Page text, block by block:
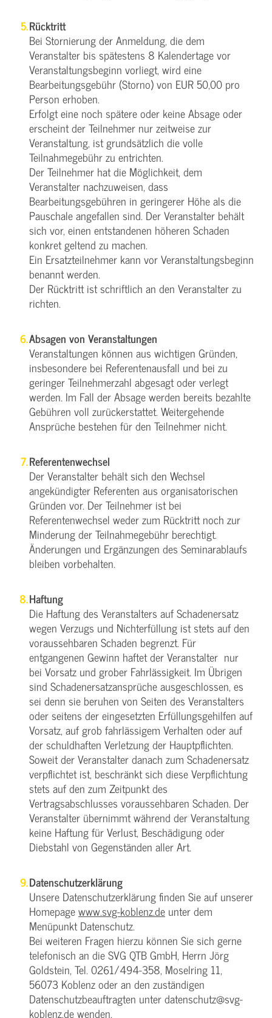
Rücktritt
Bei Stornierung der Anmeldung, die dem
Veranstalter bis spätestens 8 Kalendertage vor
Veranstaltungsbeginn vorliegt, wird eine
Bearbeitungsgebühr (Storno) von EUR 50,00 pro
Person erhoben.
Erfolgt eine noch spätere oder keine Absage oder
erscheint der Teilnehmer nur zeitweise zur
Veranstaltung, ist grundsätzlich die volle
Teilnahmegebühr zu entrichten.
Der Teilnehmer hat die Möglichkeit, dem
Veranstalter nachzuweisen, dass
Bearbeitungsgebühren in geringerer Höhe als die
Pauschale angefallen sind. Der Veranstalter behält
sich vor, einen entstandenen höheren Schaden
konkret geltend zu machen.
Ein Ersatzteilnehmer kann vor Veranstaltungsbeginn
benannt werden.
Der Rücktritt ist schriftlich an den Veranstalter zu
richten.
Absagen von Veranstaltungen
Veranstaltungen können aus wichtigen Gründen,
insbesondere bei Referentenausfall und bei zu
geringer Teilnehmerzahl abgesagt oder verlegt
werden. Im Fall der Absage werden bereits bezahlte
Gebühren voll zurückerstattet. Weitergehende
Ansprüche bestehen für den Teilnehmer nicht.
Referentenwechsel
Der Veranstalter behält sich den Wechsel
angekündigter Referenten aus organisatorischen
Gründen vor. Der Teilnehmer ist bei
Referentenwechsel weder zum Rücktritt noch zur
Minderung der Teilnahmegebühr berechtigt.
Änderungen und Ergänzungen des Seminarablaufs
bleiben vorbehalten.
Haftung
Die Haftung des Veranstalters auf Schadenersatz
wegen Verzugs und Nichterfüllung ist stets auf den
voraussehbaren Schaden begrenzt. Für
entgangenen Gewinn haftet der Veranstalter nur
bei Vorsatz und grober Fahrlässigkeit. Im Übrigen
sind Schadenersatzansprüche ausgeschlossen, es
sei denn sie beruhen von Seiten des Veranstalters
oder seitens der eingesetzten Erfüllungsgehilfen auf
Vorsatz, auf grob fahrlässigem Verhalten oder auf
der schuldhaften Verletzung der Hauptpflichten.
Soweit der Veranstalter danach zum Schadenersatz
verpflichtet ist, beschränkt sich diese Verpflichtung
stets auf den zum Zeitpunkt des
Vertragsabschlusses voraussehbaren Schaden. Der
Veranstalter übernimmt während der Veranstaltung
keine Haftung für Verlust, Beschädigung oder
Diebstahl von Gegenständen aller Art.
Datenschutzerklärung
Unsere Datenschutzerklärung finden Sie auf unserer
Homepagewww.svg-koblenz.de unter dem
Menüpunkt Datenschutz.
Bei weiteren Fragen hierzu können Sie sich gerne
telefonisch an die SVG QTB GmbH, Herrn Jörg
Goldstein, Tel. 0261/494-358, Moselring 11,
56073 Koblenz oder an den zuständigen
Datenschutzbeauftragten unter datenschutz@svg-
koblenz.de wenden.